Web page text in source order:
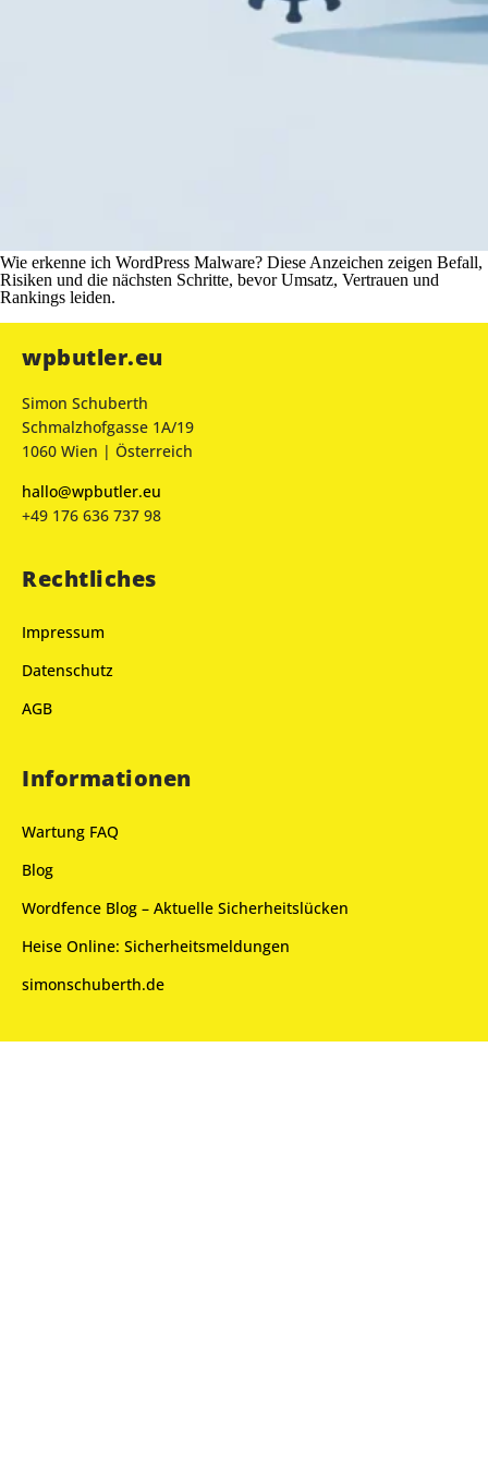
Wie erkenne ich WordPress Malware? Diese Anzeichen zeigen Befall,
Risiken und die nächsten Schritte, bevor Umsatz, Vertrauen und
Rankings leiden.
wpbutler.eu
Simon Schuberth
Schmalzhofgasse 1A/19
1060 Wien | Österreich
hallo@wpbutler.eu
+49 176 636 737 98
Rechtliches
Impressum
Datenschutz
AGB
Informationen
Wartung FAQ
Blog
Wordfence Blog – Aktuelle Sicherheitslücken
Heise Online: Sicherheitsmeldungen
simonschuberth.de